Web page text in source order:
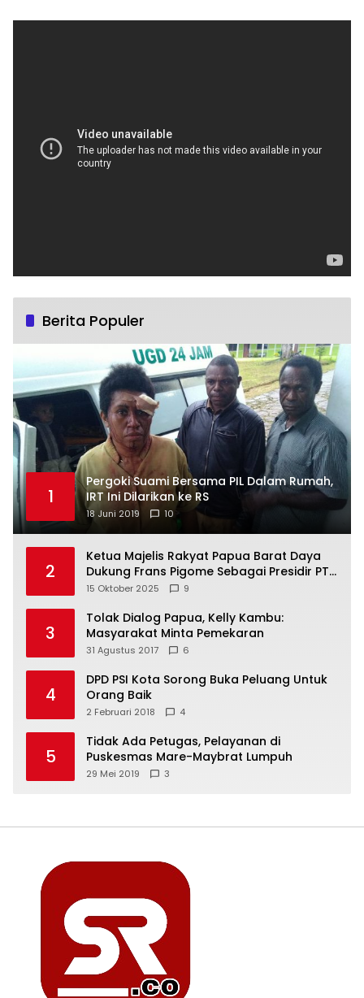
Berita Populer
1
Pergoki Suami Bersama PIL Dalam Rumah,
IRT Ini Dilarikan ke RS
18 Juni 2019 10
2
Ketua Majelis Rakyat Papua Barat Daya
Dukung Frans Pigome Sebagai Presidir PT
Freeport Indonesia
15 Oktober 2025 9
3
Tolak Dialog Papua, Kelly Kambu:
Masyarakat Minta Pemekaran
31 Agustus 2017 6
4
DPD PSI Kota Sorong Buka Peluang Untuk
Orang Baik
2 Februari 2018 4
5
Tidak Ada Petugas, Pelayanan di
Puskesmas Mare-Maybrat Lumpuh
29 Mei 2019 3